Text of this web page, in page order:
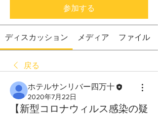
参加する
ディスカッション メディア ファイル
戻る
ホテルサンリバー四万十
2020年7月22日
【新型コロナウィルス感染の疑